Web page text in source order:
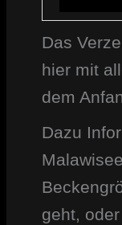
Das
hier mit
dem
Dazu
geht,